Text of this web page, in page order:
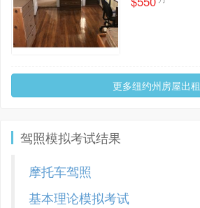
更多纽约州房屋出租
驾照模拟考试结果
摩托车驾照
基本理论模拟考试